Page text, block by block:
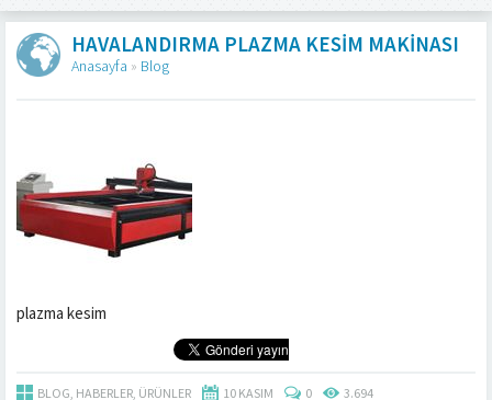
HAVALANDIRMA PLAZMA KESIM MAKINASI
Anasayfa » Blog
plazma kesim
BLOG, HABERLER, ÜRÜNLER 10 KASIM 0 3.694